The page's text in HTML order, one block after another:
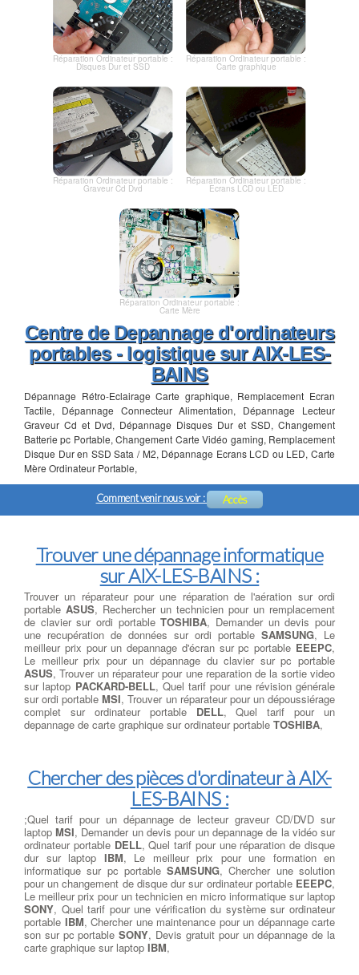
Réparation Ordinateur portable :
Disques Dur et SSD
Réparation Ordinateur portable :
Carte graphique
Réparation Ordinateur portable :
Graveur Cd Dvd
Réparation Ordinateur portable :
Ecrans LCD ou LED
Réparation Ordinateur portable :
Carte Mère
Centre de Depannage d'ordinateurs
portables - logistique sur AIX-LES-
BAINS
Dépannage Rétro-Eclairage Carte graphique, Remplacement Ecran
Tactile, Dépannage Connecteur Alimentation, Dépannage Lecteur
Graveur Cd et Dvd, Dépannage Disques Dur et SSD, Changement
Batterie pc Portable, Changement Carte Vidéo gaming, Remplacement
Disque Dur en SSD Sata / M2, Dépannage Ecrans LCD ou LED, Carte
Mère Ordinateur Portable,
Comment venir nous voir : Accès
Trouver une dépannage informatique
sur AIX-LES-BAINS :
Trouver un réparateur pour une réparation de l'aération sur ordi
portable ASUS, Rechercher un technicien pour un remplacement
de clavier sur ordi portableTOSHIBA, Demander un devis pour
une recupération de données sur ordi portable SAMSUNG, Le
meilleur prix pour un depannage d'écran sur pc portable EEEPC,
Le meilleur prix pour un dépannage du clavier sur pc portable
ASUS, Trouver un réparateur pour une reparation de la sortie video
sur laptop PACKARD-BELL, Quel tarif pour une révision générale
sur ordi portableMSI, Trouver un réparateur pour un dépoussiérage
complet sur ordinateur portable DELL, Quel tarif pour un
depannage de carte graphique sur ordinateur portable TOSHIBA,
Chercher des pièces d'ordinateur à AIX-
LES-BAINS :
;Quel tarif pour un dépannage de lecteur graveur CD/DVD sur
laptopMSI, Demander un devis pour un depannage de la vidéo sur
ordinateur portable DELL, Quel tarif pour une réparation de disque
dur sur laptop IBM, Le meilleur prix pour une formation en
informatique sur pc portableSAMSUNG, Chercher une solution
pour un changement de disque dur sur ordinateur portable EEEPC,
Le meilleur prix pour un technicien en micro informatique sur laptop
SONY, Quel tarif pour une vérification du système sur ordinateur
portable IBM, Chercher une maintenance pour un dépannage carte
son sur pc portableSONY, Devis gratuit pour un dépannage de la
carte graphique sur laptop IBM,